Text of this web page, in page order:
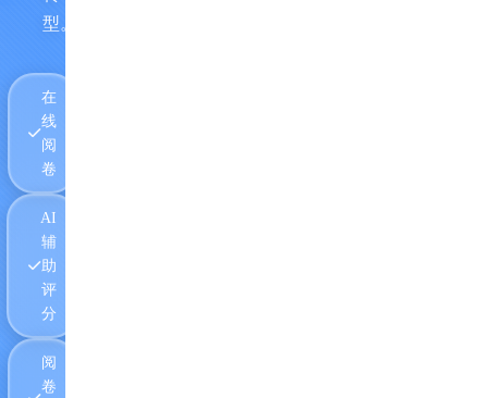
型。
在
线
阅
卷
AI
辅
助
评
分
阅
卷